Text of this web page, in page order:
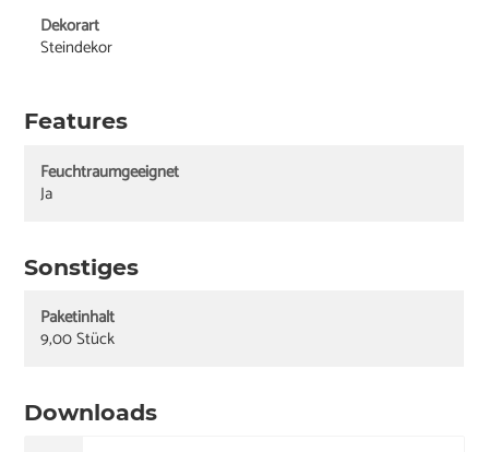
Dekorart
Steindekor
Features
Feuchtraumgeeignet
Ja
Sonstiges
Paketinhalt
9,00 Stück
Downloads